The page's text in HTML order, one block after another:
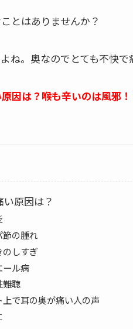
ことはありませんか？
ね。奥なのでとても不快で
因は？喉も辛いのは風邪！
原因は？
節の腫れ
のしすぎ
ール病
難聴
上で耳の奥が痛い人の声